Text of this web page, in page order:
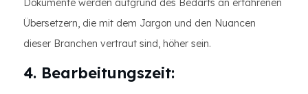
Dokumente werden aufgrund des Bedarfs an erfahrenen
Übersetzern, die mit dem Jargon und den Nuancen
dieser Branchen vertraut sind, höher sein.
4. Bearbeitungszeit: